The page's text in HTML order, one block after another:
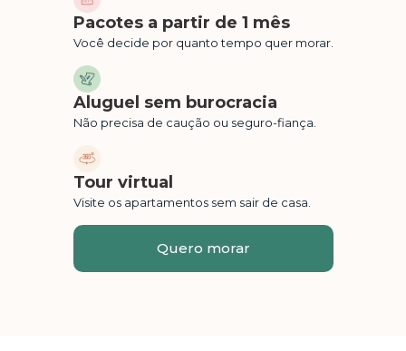
Pacotes a partir de 1 mês
Você decide por quanto tempo quer morar.
Aluguel sem burocracia
Não precisa de caução ou seguro-fiança.
Tour virtual
Visite os apartamentos sem sair de casa.
Quero morar